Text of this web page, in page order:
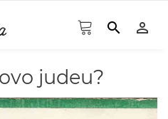
search person_outline
judeu?